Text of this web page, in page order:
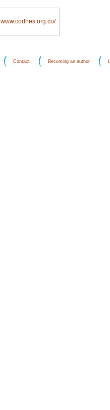
www.codhes.org.co/
Contact Becoming an author